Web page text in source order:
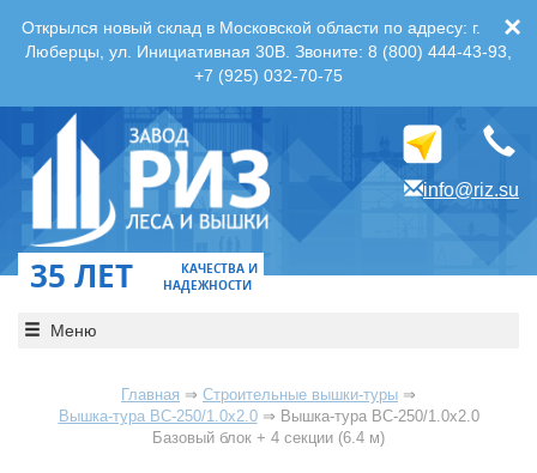
×
Открылся новый склад в Московской области по адресу: г.
Люберцы, ул. Инициативная 30В. Звоните: 8 (800) 444-43-93,
+7 (925) 032-70-75
info@riz.su
35 ЛЕТ
КАЧЕСТВА И
НАДЕЖНОСТИ
Меню
Главная ⇒ Строительные вышки-туры ⇒
Вышка-тура ВС-250/1.0х2.0⇒ Вышка-тура ВС-250/1.0х2.0
Базовый блок + 4 секции (6.4 м)